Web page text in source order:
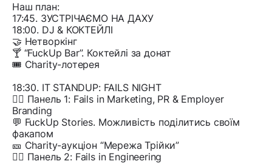
Наш план:
17:45. ЗУСТРІЧАЄМО НА ДАХУ
18:00. DJ & КОКТЕЙЛІ
🤝 Нетворкінг
🍸 “FuckUp Bar”. Коктейлі за донат
🎟 Charity-лотерея
18:30. IT STANDUP: FAILS NIGHT
👉🏽 Панель 1: Fails in Marketing, PR & Employer
Branding
💬 FuckUp Stories. Можливість поділитись своїм
факапом
🎫 Charity-аукціон “Мережа Трійки”
👉🏽 Панель 2: Fails in Engineering